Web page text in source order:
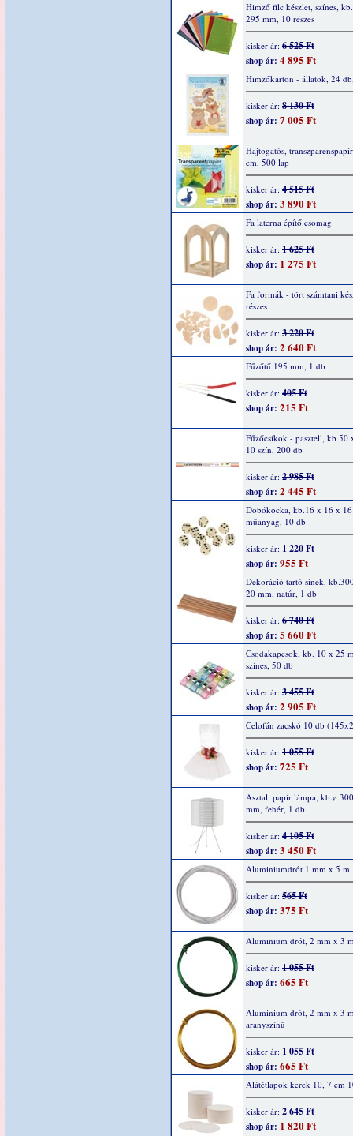
Himző filc készlet, színes,
295 mm, 10 részes
kisker ár: 6 525 Ft
shop ár: 4 895 Ft
Himzőkarton - állatok, 24
kisker ár: 8 130 Ft
shop ár: 7 005 Ft
Hajtogatós,
cm, 500 lap
kisker ár: 4 515 Ft
shop ár: 3 890 Ft
Fa laterna építő csomag
kisker ár: 1 625 Ft
shop ár: 1 275 Ft
Fa formák - tört számtani
részes
kisker ár: 3 220 Ft
shop ár: 2 640 Ft
Fűzőtű 195 mm, 1 db
kisker ár: 405 Ft
shop ár: 215 Ft
Fűzőcsíkok - pasztell, kb 50
10 szín, 200 db
kisker ár: 2 985 Ft
shop ár: 2 445 Ft
Dobókocka, kb.16 x 16 x
műanyag, 10 db
kisker ár: 1 220 Ft
shop ár: 955 Ft
Dekoráció tartó sínek,
20 mm, natúr, 1 db
kisker ár: 6 740 Ft
shop ár: 5 660 Ft
Csodakapcsok, kb. 10 x 25
színes, 50 db
kisker ár: 3 455 Ft
shop ár: 2 905 Ft
Celofán zacskó 10 db
kisker ár: 1 055 Ft
shop ár: 725 Ft
Asztali papír lámpa, kb.ø
mm, fehér, 1 db
kisker ár: 4 105 Ft
shop ár: 3 450 Ft
Aluminiumdrót 1 mm x 5 m
kisker ár: 565 Ft
shop ár: 375 Ft
Aluminium drót, 2 mm x 3
kisker ár: 1 055 Ft
shop ár: 665 Ft
Aluminium drót, 2 mm x 3
aranyszínű
kisker ár: 1 055 Ft
shop ár: 665 Ft
Alátétlapok kerek 10, 7 cm
kisker ár: 2 645 Ft
shop ár: 1 820 Ft